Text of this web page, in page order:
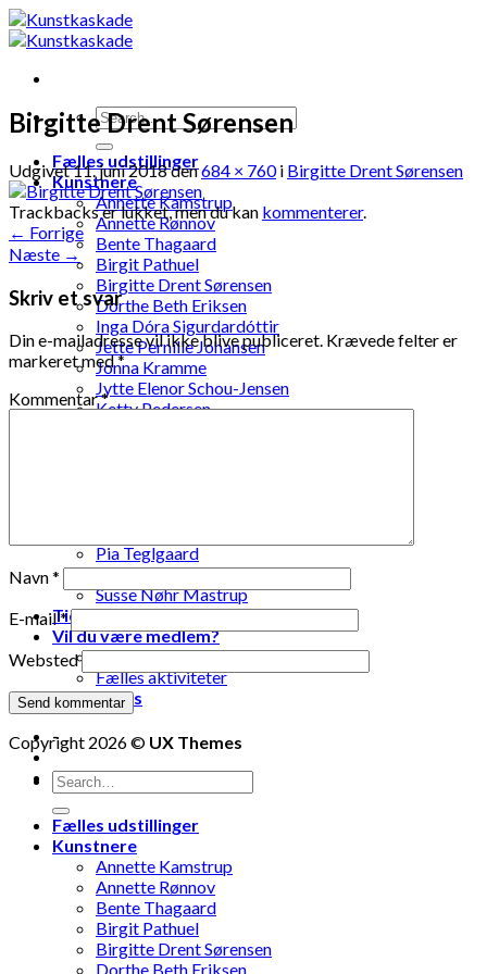
Skip
to
Fælles udstillinger
Kunstnere
Annette Kamstrup
Annette Rønnov
Bente Thagaard
Birgit Pathuel
Birgitte Drent Sørensen
Dorthe Beth Eriksen
Inga Dóra Sigurdardóttir
Jette Pernille Johansen
Jonna Kramme
Jytte Elenor Schou-Jensen
Ketty Pedersen
Pia Teglgaard
Stanley Graham
Susse Nøhr Mastrup
Tidligere udstillinger
Vil du være medlem?
Fælles oplevelser
Fælles aktiviteter
Kontakt os
-
-
Birgitte Drent Sørensen
Udgivet11. juni 2018den684 × 760i Birgitte Drent Sørensen
Trackbacks er lukket, men du kan kommenterer.
← Forrige
Næste →
Skriv et svar
Din e-mailadresse vil ikke blive publiceret. Krævede felter er
markeret med*
Kommentar*
Navn*
E-mail*
Websted
Copyright 2026 © UX Themes
Fælles udstillinger
Kunstnere
Annette Kamstrup
Annette Rønnov
Bente Thagaard
Birgit Pathuel
Birgitte Drent Sørensen
Dorthe Beth Eriksen